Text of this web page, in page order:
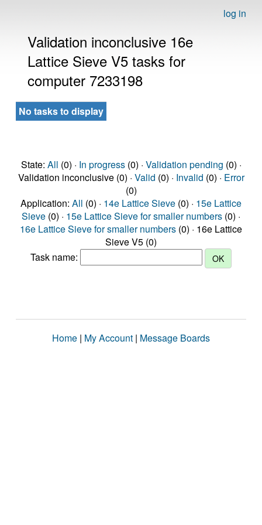
log in
Validation inconclusive 16e
Lattice Sieve V5 tasks for
computer 7233198
No tasks to display
State: All (0) · In progress(0) · Validation pending (0) ·
Validation inconclusive (0) · Valid (0) · Invalid (0) · Error
(0)
Application: All (0) · 14e Lattice Sieve (0) · 15e Lattice
Sieve (0) · 15e Lattice Sieve for smaller numbers (0) ·
16e Lattice Sieve for smaller numbers (0) · 16e Lattice
Sieve V5 (0)
Task name:
Home | My Account | Message Boards